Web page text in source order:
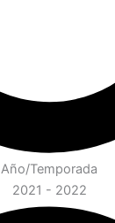
Año/Temporada
2021 - 2022